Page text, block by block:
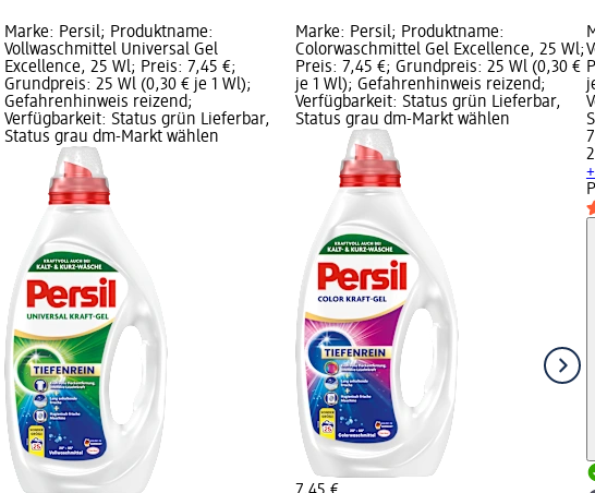
Marke: Persil; Produktname:
Vollwaschmittel Universal Gel
Excellence, 25 Wl; Preis: 7,45 €;
Grundpreis: 25 Wl (0,30 € je 1 Wl);
Gefahrenhinweis reizend;
Verfügbarkeit: Status grün Lieferbar,
Status grau dm-Markt wählen
Marke: Persil; Produktname:
Colorwaschmittel Gel Excellence, 25 Wl;
Preis: 7,45 €; Grundpreis: 25 Wl (0,30 €
je 1 Wl); Gefahrenhinweis reizend;
Verfügbarkeit: Status grün Lieferbar,
Status grau dm-Markt wählen